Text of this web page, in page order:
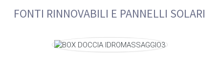
FONTI RINNOVABILI E PANNELLI SOLARI